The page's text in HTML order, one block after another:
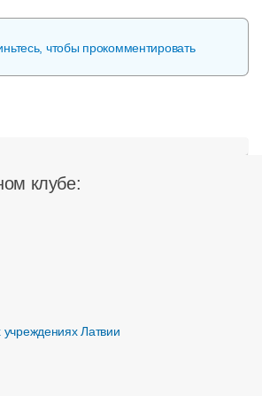
чтобы прокомментировать
клубе:
Латвии